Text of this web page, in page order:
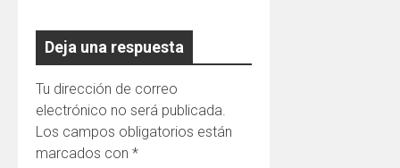
Deja una respuesta
Tu dirección de correo
electrónico no será publicada.
Los campos obligatorios están
marcados con *